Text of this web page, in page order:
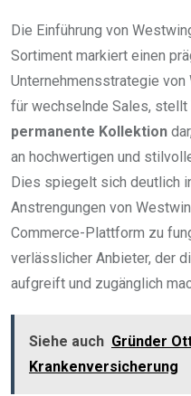
Die Einführung von
Sortiment markiert einen
Unternehmensstrategie
für wechselnde Sales,
permanente Kollektion
an hochwertigen und
Dies spiegelt sich deutlich
Anstrengungen von
Commerce-Plattform zu
verlässlicher Anbieter, der
aufgreift und zugänglich
Siehe auch Gründer
Krankenversicherung